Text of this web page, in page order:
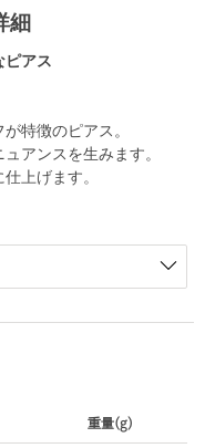
細
ピアス
特徴のピアス。
アンスを生みます。
上げます。
いという女性に向け
たシンプルなデザイン
重量(g)